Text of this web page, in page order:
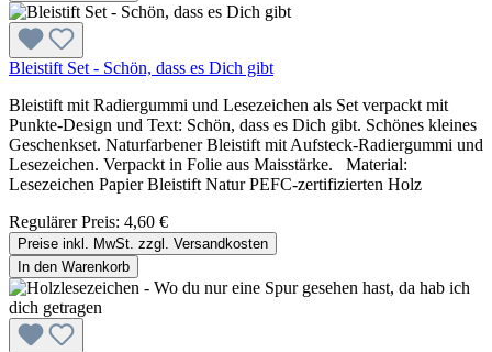
Bleistift Set - Schön, dass es Dich gibt
Bleistift mit Radiergummi und Lesezeichen als Set verpackt mit
Punkte-Design und Text: Schön, dass es Dich gibt. Schönes kleines
Geschenkset. Naturfarbener Bleistift mit Aufsteck-Radiergummi und
Lesezeichen. Verpackt in Folie aus Maisstärke. Material:
Lesezeichen Papier Bleistift Natur PEFC-zertifizierten Holz
Regulärer Preis: 4,60 €
Preise inkl. MwSt. zzgl. Versandkosten
In den Warenkorb